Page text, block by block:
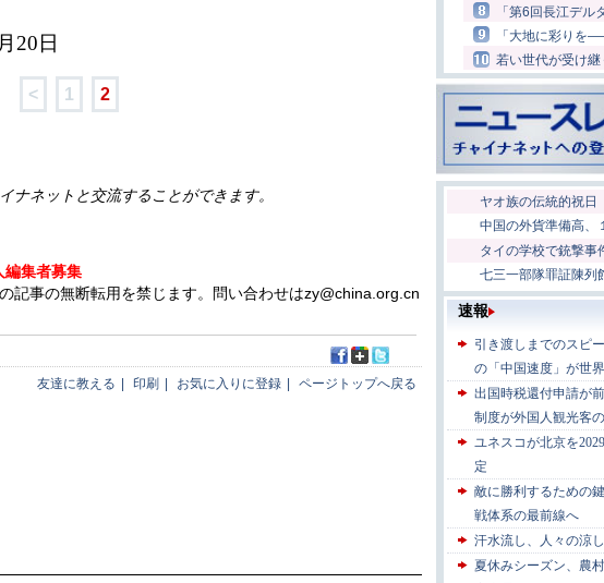
20日
< 1 2
ナネットと交流することができます。
編集者募集
記事の無断転用を禁じます。問い合わせはzy@china.org.cn
友達に教える 印刷 お気に入りに登録 ページトップへ戻る